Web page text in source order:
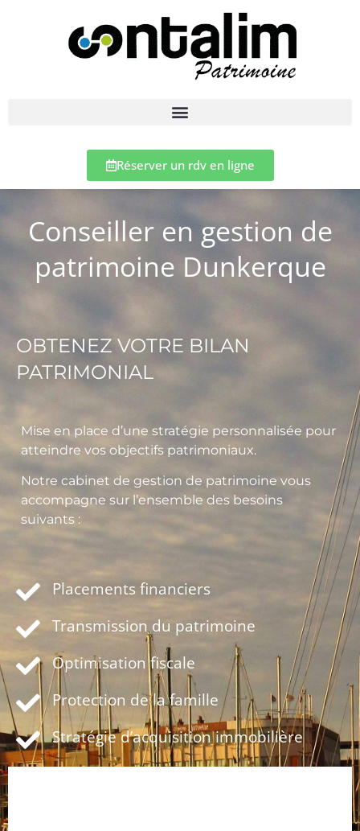
Réserver un rdv en ligne
Conseiller en gestion de
patrimoine Dunkerque
OBTENEZ VOTRE BILAN
PATRIMONIAL
Mise en place d’une stratégie personnalisée pour
atteindre vos objectifs patrimoniaux.
Notre cabinet de gestion de patrimoine vous
accompagne sur l’ensemble des besoins
suivants :
Placements financiers
Transmission du patrimoine
Optimisation fiscale
Protection de la famille
Stratégie d’acquisition immobilière